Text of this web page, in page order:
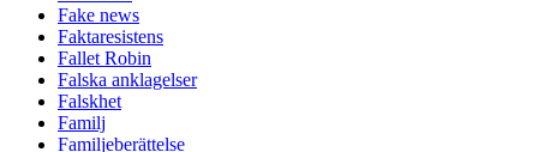
Fake news
Faktaresistens
Fallet Robin
Falska anklagelser
Falskhet
Familj
Familjeberättelse